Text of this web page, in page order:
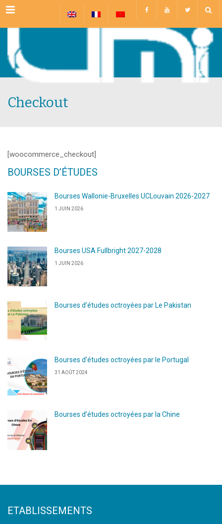
Menu
Checkout
[woocommerce_checkout]
BOURSES D’ÉTUDES
Bourses Wallonie-Bruxelles UCLouvain 2026-2027
1 JUIN 2026
Bourses USA Fullbright 2027-2028
1 JUIN 2026
Bourses d’études octroyées par Le Pakistan
Bourses d’études octroyées par le Portugal
31 AOÛT 2024
Bourses d’études octroyées par la Chine
ETABLISSEMENTS